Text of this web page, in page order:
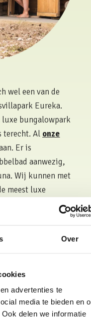
Over
advertenties te
media te bieden en
delen we informatie
wel een van de
Eureka.
luxe bungalowpark
terecht. Al onze
Er is
aanwezig,
Wij kunnen met
meest luxe
Weten wat
leest hun reacties op